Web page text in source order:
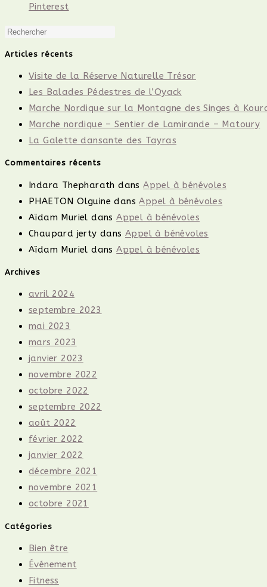
Pinterest
close
the
search
panel.
Articles récents
Visite de la Réserve Naturelle Trésor
Les Balades Pédestres de l’Oyack
Marche Nordique sur la Montagne des Singes à
Marche nordique – Sentier de Lamirande – Matoury
La Galette dansante des Tayras
Commentaires récents
Indara Thepharath dansAppel à bénévoles
PHAETON Olguine dansAppel à bénévoles
Aïdam Muriel dansAppel à bénévoles
Chaupard jerty dansAppel à bénévoles
Aïdam Muriel dansAppel à bénévoles
Archives
avril 2024
septembre 2023
mai 2023
mars 2023
janvier 2023
novembre 2022
octobre 2022
septembre 2022
août 2022
février 2022
janvier 2022
décembre 2021
novembre 2021
octobre 2021
Catégories
Bien être
Événement
Fitness